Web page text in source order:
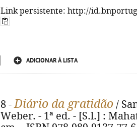
Link persistente: http://
ADICIONAR À LISTA
8 -Diário da gratidão /
Weber. - 1ª ed. - [S.l.] :